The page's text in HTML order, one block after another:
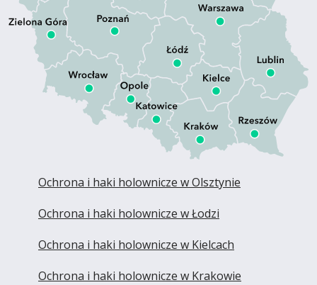
Ochrona i haki holownicze w Olsztynie
Ochrona i haki holownicze w Łodzi
Ochrona i haki holownicze w Kielcach
Ochrona i haki holownicze w Krakowie